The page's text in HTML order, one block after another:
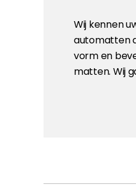
Wij kennen
automatten
vorm en
matten. Wij